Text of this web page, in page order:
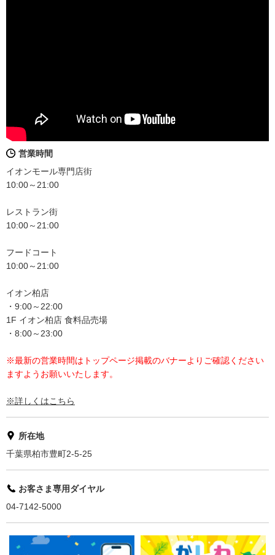
営業時間
イオンモール専門店街
10:00～21:00
レストラン街
10:00～21:00
フードコート
10:00～21:00
イオン柏店
・9:00～22:00
1F イオン柏店 食料品売場
・8:00～23:00
※最新の営業時間はトップページ掲載のバナーよりご確認ください
ますようお願いいたします。
※詳しくはこちら
所在地
千葉県柏市豊町2-5-25
お客さま専用ダイヤル
04-7142-5000